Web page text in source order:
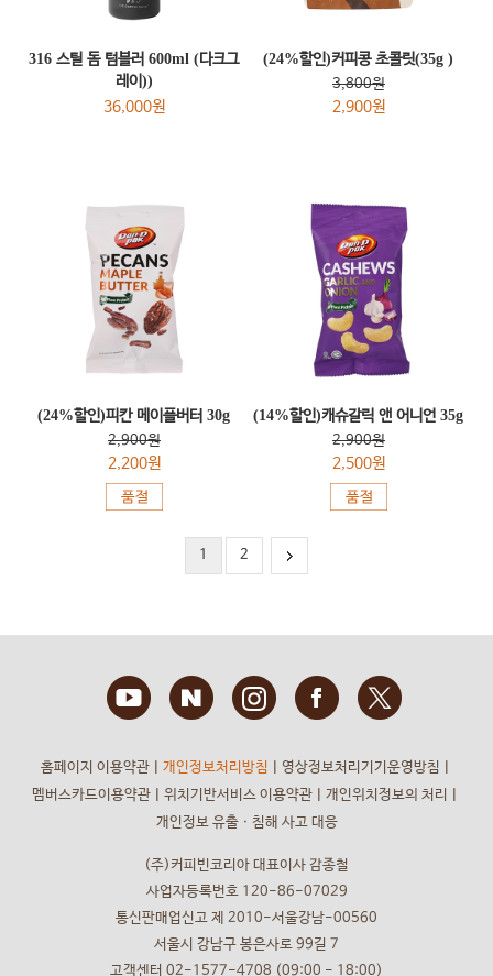
316 스틸 돔 텀블러 600ml (다크그
레이))
36,000원
(24%할인)커피콩 초콜릿(35g )
3,800원
2,900원
(24%할인)피칸 메이플버터 30g
2,900원
2,200원
(14%할인)캐슈갈릭 앤 어니언 35g
2,900원
2,500원
1 2
홈페이지 이용약관ㅣ 개인정보처리방침 영상정보처리기기운영방침
멤버스카드이용약관
위치기반서비스 이용약관 개인위치정보의 처리
개인정보 유출ㆍ침해 사고 대응
(주)커피빈코리아 대표이사 감종철
사업자등록번호 120-86-07029
통신판매업신고 제 2010-서울강남-00560
서울시 강남구 봉은사로 99길 7
고객센터 02-1577-4708 (09:00 - 18:00)